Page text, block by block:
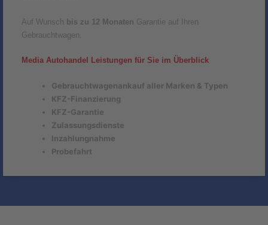
Auf Wunsch bis zu 12 Monaten Garantie auf Ihren
Gebrauchtwagen.
Media Autohandel Leistungen für Sie im Überblick
Gebrauchtwagenankauf aller Marken & Typen
KFZ-Finanzierung
KFZ-Garantie
Zulassungsdienste
Inzahlungnahme
Probefahrt